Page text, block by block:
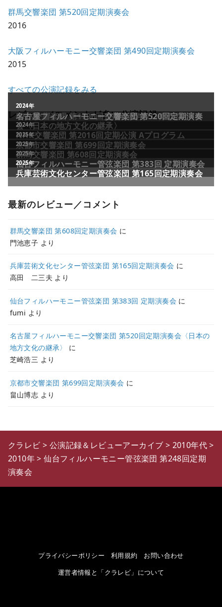
群馬交響楽団 第520回定期演奏会
2016
大阪フィルハーモニー交響楽団 第490回定期演奏会
2015
すべての公演記録をみる
レビュー／コメントが多い公演記録
最新のレビュー／コメント
群馬交響楽団 第608回定期演奏会 に
門池恵子 より
兵庫芸術文化センター管弦楽団 第165回定期演奏会 に
高田 二三夫 より
仙台フィルハーモニー管弦楽団 第383回 定期演奏会 に
fumi より
名古屋フィルハーモニー交響楽団 第520回定期演奏会〈日本の
地方文化の継承〉
に
芝崎浩三 より
京都市交響楽団 第699回定期演奏会 に
畠山博志 より
クラレビ > 公演記録＆レビューアーカイブ > 2010年代>
2010年>仙台フィルハーモニー管弦楽団 第248回定期
演奏会
プライバシーポリシー 利用規約
お問い合わせ
運営者情報と「クラレビ」について